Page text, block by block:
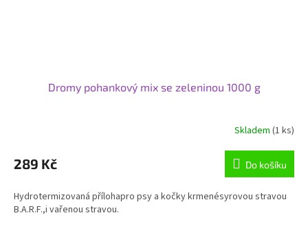
Dromy pohankový mix se zeleninou 1000 g
produktu
je
z
5
Skladem(1 ks)
289 Kč Do košíku
Hydrotermizovaná přílohapro psy a kočky krmenésyrovou stravou
B.A.R.F.,i vařenou stravou.